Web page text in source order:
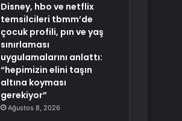
Disney, hbo ve netflix
temsilcileri tbmm’de
çocuk profili, pın ve yaş
sınırlaması
uygulamalarını anlattı:
“hepimizin elini taşın
altına koyması
gerekiyor”
Ağustos 8, 2026